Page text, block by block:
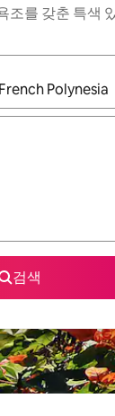
조를 갖춘 특색
살표 키를 사용
검색